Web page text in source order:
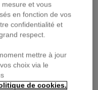
multico
et vous
en fonction de vos
confidentialité et
respect.
mettre à jour
choix via le
de cookies.